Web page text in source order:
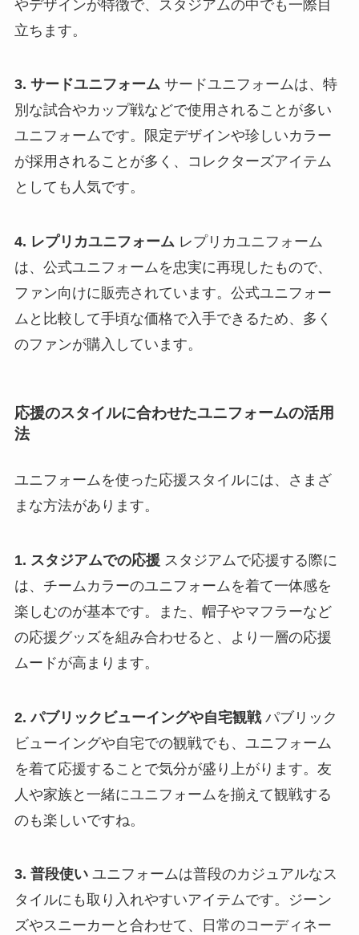
やデザインが特徴で、スタジアムの中でも一際目
立ちます。
3. サードユニフォームサードユニフォームは、特
別な試合やカップ戦などで使用されることが多い
ユニフォームです。限定デザインや珍しいカラー
が採用されることが多く、コレクターズアイテム
としても人気です。
4. レプリカユニフォームレプリカユニフォーム
は、公式ユニフォームを忠実に再現したもので、
ファン向けに販売されています。公式ユニフォー
ムと比較して手頃な価格で入手できるため、多く
のファンが購入しています。
応援のスタイルに合わせたユニフォームの活用
法
ユニフォームを使った応援スタイルには、さまざ
まな方法があります。
1. スタジアムでの応援 スタジアムで応援する際に
は、チームカラーのユニフォームを着て一体感を
楽しむのが基本です。また、帽子やマフラーなど
の応援グッズを組み合わせると、より一層の応援
ムードが高まります。
2. パブリックビューイングや自宅観戦パブリック
ビューイングや自宅での観戦でも、ユニフォーム
を着て応援することで気分が盛り上がります。友
人や家族と一緒にユニフォームを揃えて観戦する
のも楽しいですね。
3. 普段使いユニフォームは普段のカジュアルなス
タイルにも取り入れやすいアイテムです。ジーン
ズやスニーカーと合わせて、日常のコーディネー